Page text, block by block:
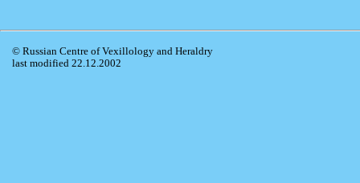
© Russian Centre of Vexillology and Heraldry
last modified 22.12.2002